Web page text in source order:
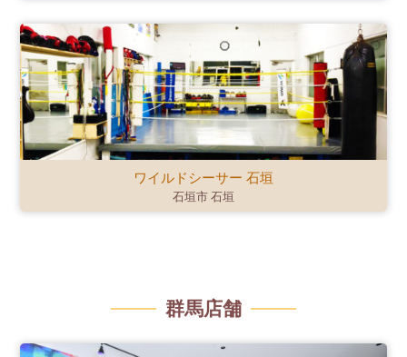
ワイルドシーサー 石垣
石垣市 石垣
群馬店舗